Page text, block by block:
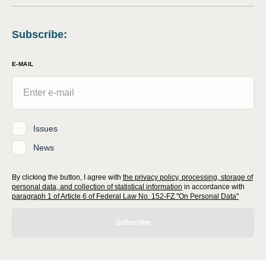
Subscribe:
E-MAIL
Issues
News
By clicking the button, I agree with the privacy policy, processing, storage of
personal data, and collection of statistical information in accordance with
paragraph 1 of Article 6 of Federal Law No. 152-FZ "On Personal Data"
Subscribe